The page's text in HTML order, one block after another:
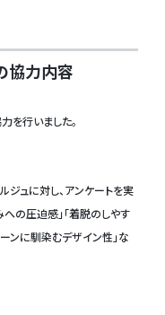
協力内容
を行いました。
ジュに対し、アンケートを実
の圧迫感」「着脱のしやす
ンに馴染むデザイン性」な